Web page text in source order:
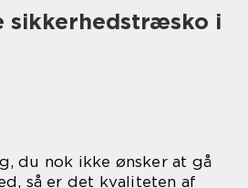
sikkerhedstræsko i
du nok ikke ønsker at gå
så er det kvaliteten af